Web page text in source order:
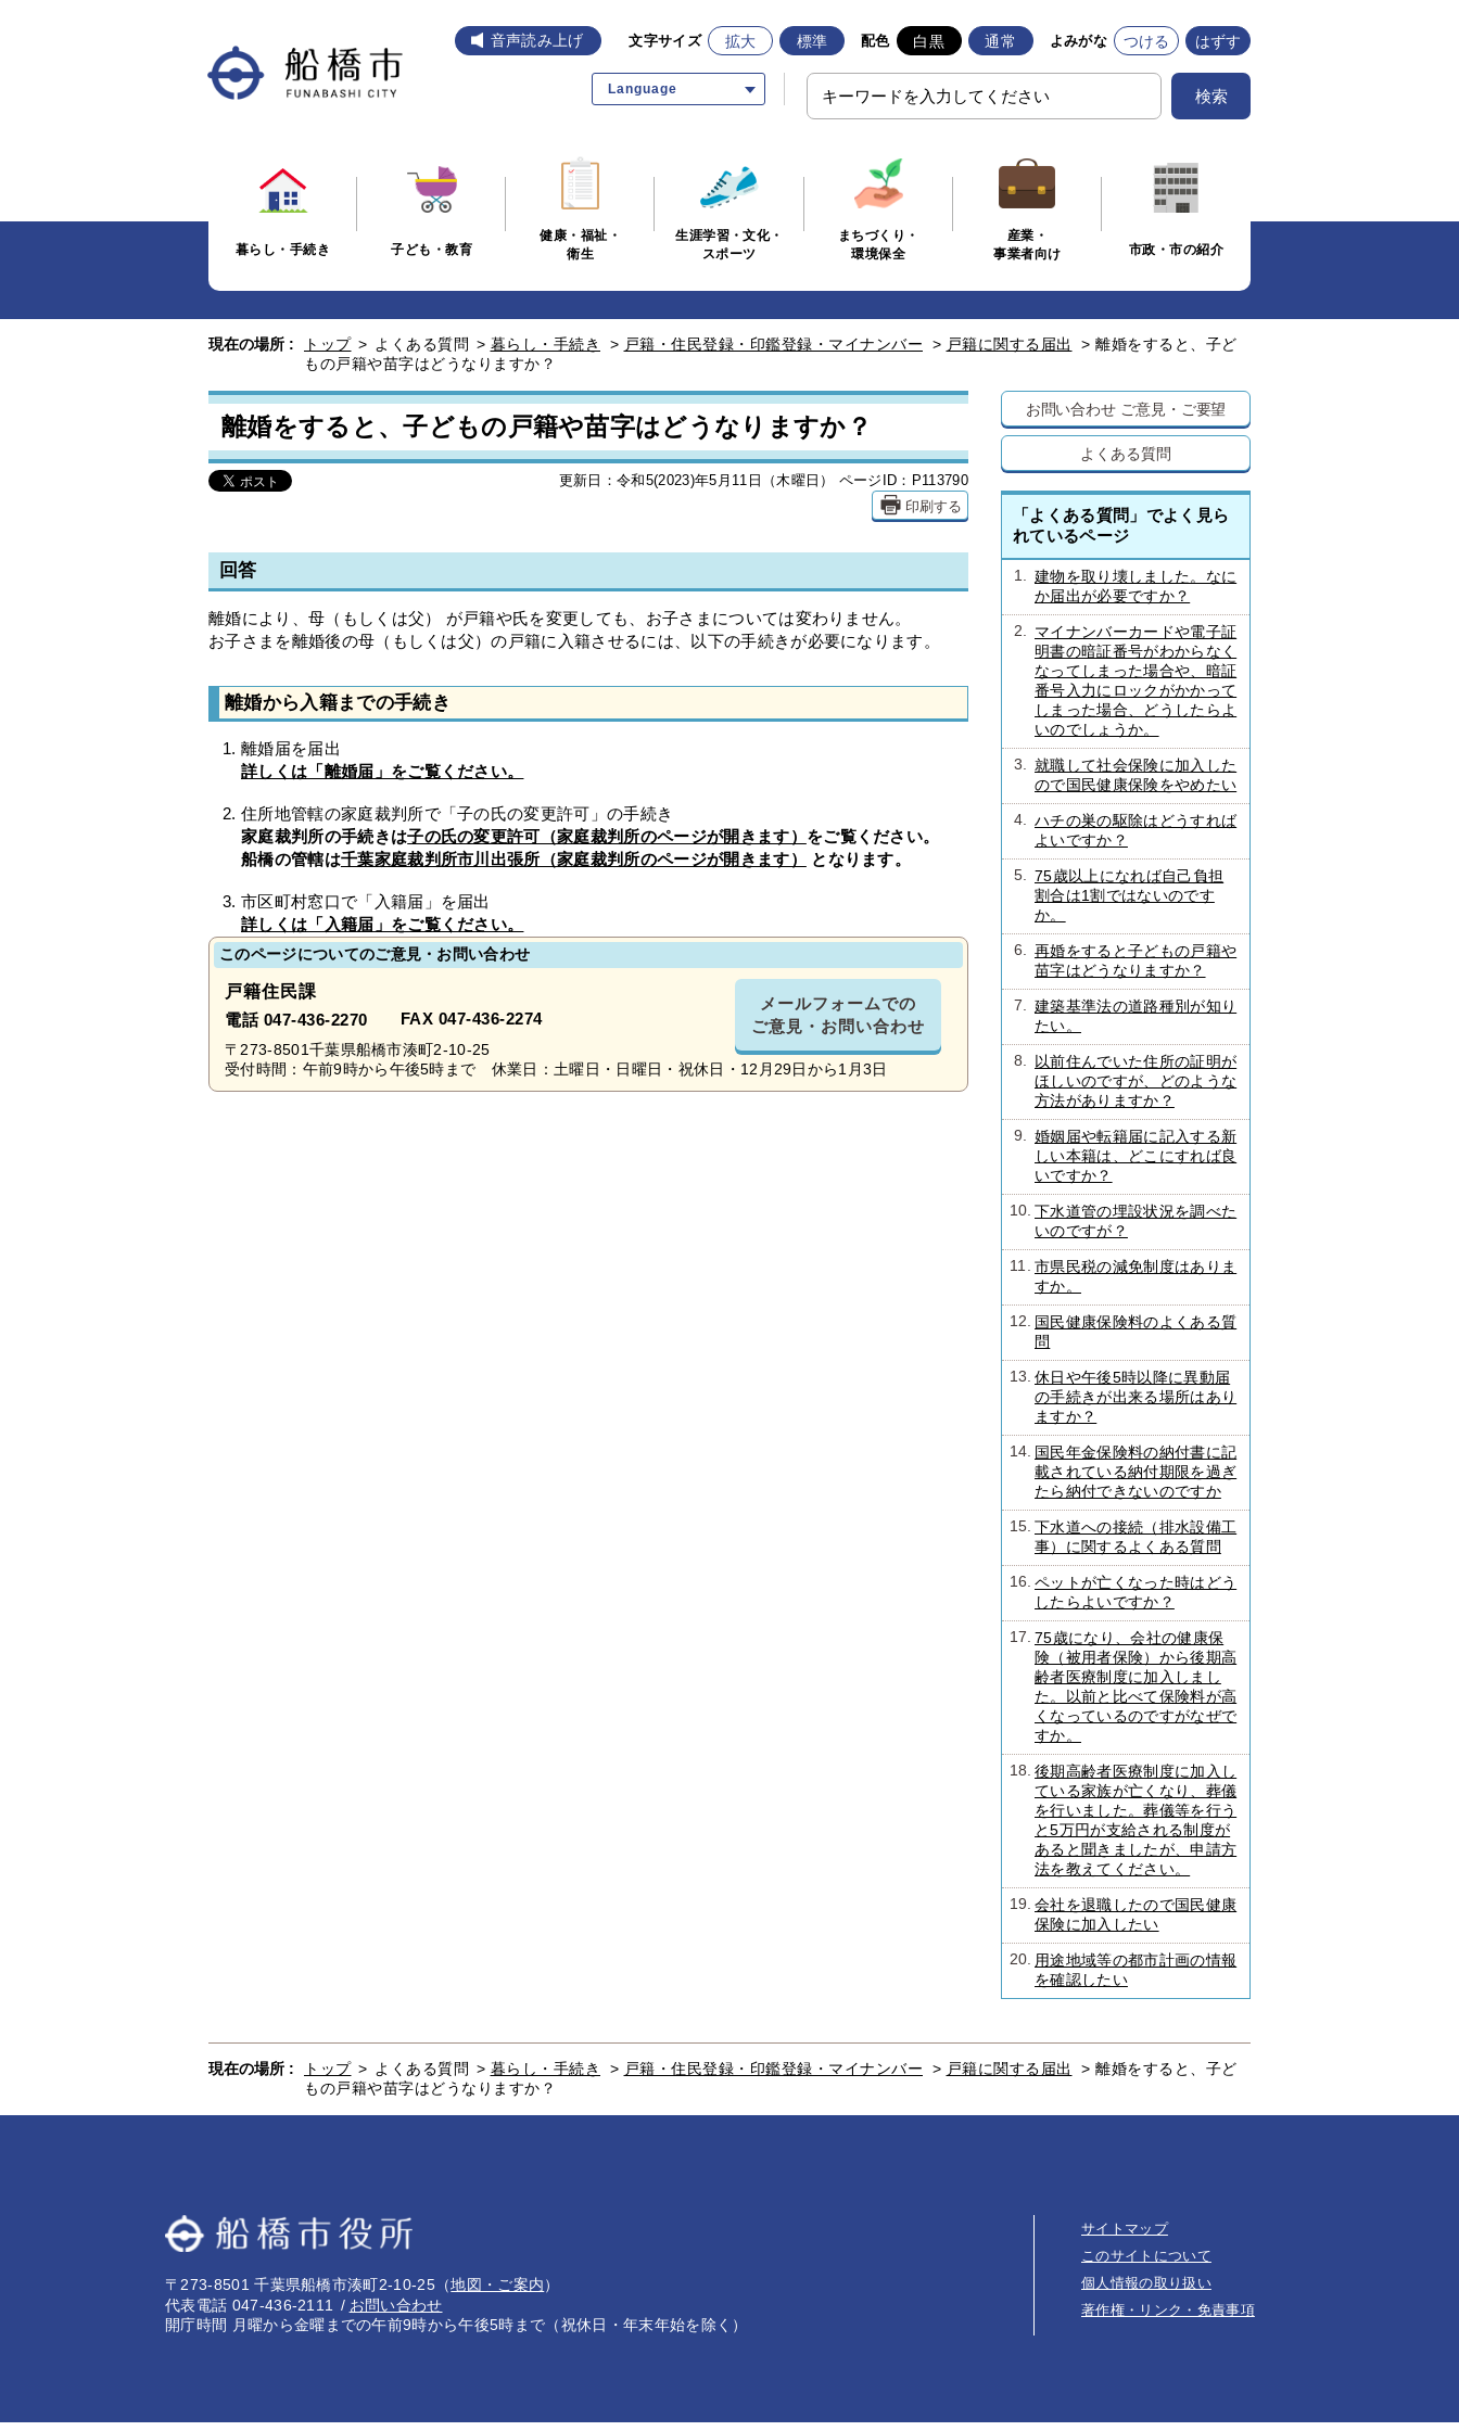
音声読み上げ 文字サイズ 拡大 標準 配色 白黒 通常 よみがな つける はずす
Language 検索
暮らし・手続き 子ども・教育
健康・福祉・
衛生
生涯学習・文化・
スポーツ
まちづくり・
環境保全
産業・
事業者向け
市政・市の紹介
現在の場所 : トップ > よくある質問 > 暮らし・手続き > 戸籍・住民登録・印鑑登録・マイナンバー > 戸籍に関する届出 > 離婚をすると、子ど
もの戸籍や苗字はどうなりますか？
離婚をすると、子どもの戸籍や苗字はどうなりますか？
更新日：令和5(2023)年5月11日（木曜日） ページID：P113790
印刷する
回答
離婚により、母（もしくは父） が戸籍や氏を変更しても、お子さまについては変わりません。
お子さまを離婚後の母（もしくは父）の戸籍に入籍させるには、以下の手続きが必要になります。
離婚から入籍までの手続き
離婚届を届出
詳しくは「離婚届」をご覧ください。
住所地管轄の家庭裁判所で「子の氏の変更許可」の手続き
家庭裁判所の手続きは子の氏の変更許可（家庭裁判所のページが開きます） をご覧ください。
船橋の管轄は千葉家庭裁判所市川出張所（家庭裁判所のページが開きます） となります。
市区町村窓口で「入籍届」を届出
詳しくは「入籍届」をご覧ください。
このページについてのご意見・お問い合わせ
戸籍住民課
電話 047-436-2270 FAX 047-436-2274
メールフォームでの
ご意見・お問い合わせ
〒273-8501千葉県船橋市湊町2-10-25
受付時間：午前9時から午後5時まで 休業日：土曜日・日曜日・祝休日・12月29日から1月3日
お問い合わせ ご意見・ご要望
よくある質問
「よくある質問」でよく見ら
れているページ
1. 建物を取り壊しました。なに
か届出が必要ですか？
2. マイナンバーカードや電子証
明書の暗証番号がわからなく
なってしまった場合や、暗証
番号入力にロックがかかって
しまった場合、どうしたらよ
いのでしょうか。
3. 就職して社会保険に加入した
ので国民健康保険をやめたい
4. ハチの巣の駆除はどうすれば
よいですか？
5. 75歳以上になれば自己負担
割合は1割ではないのです
か。
6. 再婚をすると子どもの戸籍や
苗字はどうなりますか？
7. 建築基準法の道路種別が知り
たい。
8. 以前住んでいた住所の証明が
ほしいのですが、どのような
方法がありますか？
9. 婚姻届や転籍届に記入する新
しい本籍は、どこにすれば良
いですか？
10. 下水道管の埋設状況を調べた
いのですが？
11. 市県民税の減免制度はありま
すか。
12. 国民健康保険料のよくある質
問
13. 休日や午後5時以降に異動届
の手続きが出来る場所はあり
ますか？
14. 国民年金保険料の納付書に記
載されている納付期限を過ぎ
たら納付できないのですか
15. 下水道への接続（排水設備工
事）に関するよくある質問
16. ペットが亡くなった時はどう
したらよいですか？
17. 75歳になり、会社の健康保
険（被用者保険）から後期高
齢者医療制度に加入しまし
た。以前と比べて保険料が高
くなっているのですがなぜで
すか。
18. 後期高齢者医療制度に加入し
ている家族が亡くなり、葬儀
を行いました。葬儀等を行う
と5万円が支給される制度が
あると聞きましたが、申請方
法を教えてください。
19. 会社を退職したので国民健康
保険に加入したい
20. 用途地域等の都市計画の情報
を確認したい
現在の場所 : トップ > よくある質問 > 暮らし・手続き > 戸籍・住民登録・印鑑登録・マイナンバー > 戸籍に関する届出 > 離婚をすると、子ど
もの戸籍や苗字はどうなりますか？
〒273-8501 千葉県船橋市湊町2-10-25 （地図・ご案内）
代表電話 047-436-2111
お問い合わせ
開庁時間 月曜から金曜までの午前9時から午後5時まで（祝休日・年末年始を除く）
サイトマップ
このサイトについて
個人情報の取り扱い
著作権・リンク・免責事項